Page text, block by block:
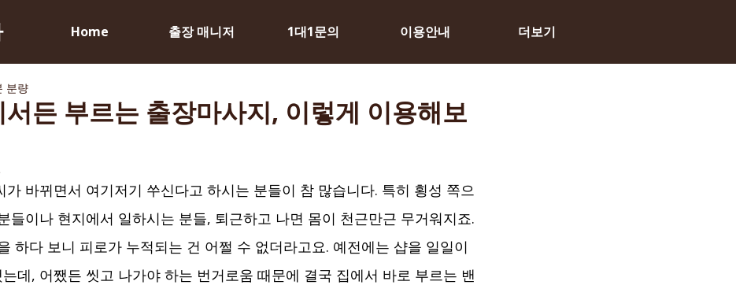
Home 출장 매니저 1대1문의 이용안내 더보기
든 부르는 출장마사지, 이렇게 이용해보
분량
가 바뀌면서 여기저기 쑤신다고 하시는 분들이 참 많습니다. 특히 횡성 쪽으
들이나 현지에서 일하시는 분들, 퇴근하고 나면 몸이 천근만근 무거워지죠.
하다 보니 피로가 누적되는 건 어쩔 수 없더라고요. 예전에는 샵을 일일이
데, 어쨌든 씻고 나가야 하는 번거로움 때문에 결국 집에서 바로 부르는 밴